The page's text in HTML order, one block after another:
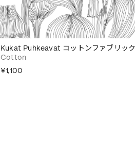
Kukat Puhkeavat コットンファブリック
Cotton
¥1,100